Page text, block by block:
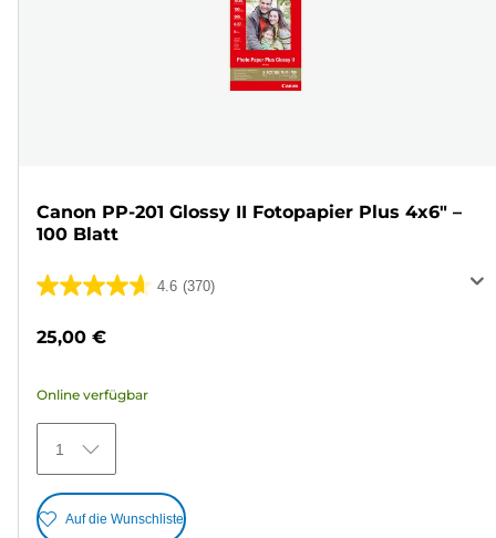
Canon PP-201 Glossy II Fotopapier Plus 4x6" –
100 Blatt
4.6 (370)
4.6
5
370
Bewertungen
25,00 €
Online verfügbar
1
Auf die Wunschliste